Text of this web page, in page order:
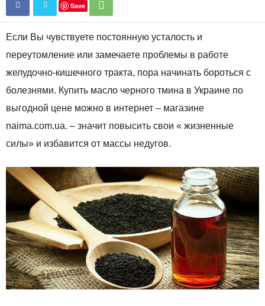
Save
Если Вы чувствуете постоянную усталость и
переутомление или замечаете проблемы в работе
желудочно-кишечного тракта, пора начинать бороться с
болезнями. Купить масло черного тмина в Украине по
выгодной цене можно в интернет – магазине
naima.com.ua. – значит повысить свои « жизненные
силы» и избавится от массы недугов.